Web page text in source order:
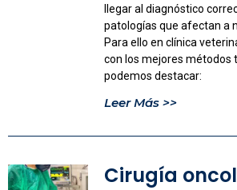
llegar al diagnóstico
patologías que afectan a
Para ello en clínica
con los mejores métodos
podemos destacar:
Leer Más >>
Cirugía